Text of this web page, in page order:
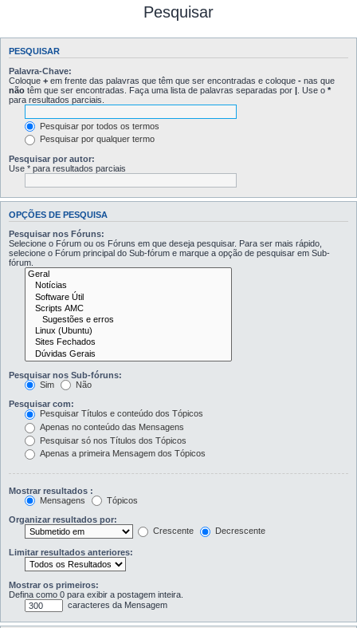
Pesquisar
PESQUISAR
Palavra-Chave:
Coloque + em frente das palavras que têm que ser encontradas e coloque - nas que
não têm que ser encontradas. Faça uma lista de palavras separadas por | . Use o *
para resultados parciais.
Pesquisar por todos os termos
Pesquisar por qualquer termo
Pesquisar por autor:
Use * para resultados parciais
OPÇÕES DE PESQUISA
Pesquisar nos Fóruns:
Selecione o Fórum ou os Fóruns em que deseja pesquisar. Para ser mais rápido,
selecione o Fórum principal do Sub-fórum e marque a opção de pesquisar em Sub-
fórum.
Pesquisar nos Sub-fóruns:
Sim
Não
Pesquisar com:
Pesquisar Títulos e conteúdo dos Tópicos
Apenas no conteúdo das Mensagens
Pesquisar só nos Títulos dos Tópicos
Apenas a primeira Mensagem dos Tópicos
Mostrar resultados :
Mensagens
Tópicos
Organizar resultados por:
Crescente
Decrescente
Limitar resultados anteriores:
Mostrar os primeiros:
Defina como 0 para exibir a postagem inteira.
caracteres da Mensagem